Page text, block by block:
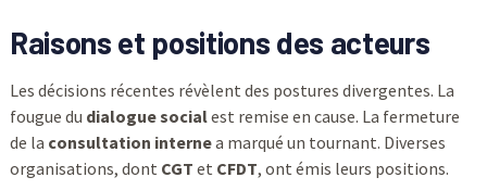
Raisons et positions des acteurs
Les décisions récentes révèlent des postures divergentes. La
fougue du dialogue socialest remise en cause. La fermeture
de la consultation internea marqué un tournant. Diverses
organisations, dont CGT et CFDT, ont émis leurs positions.